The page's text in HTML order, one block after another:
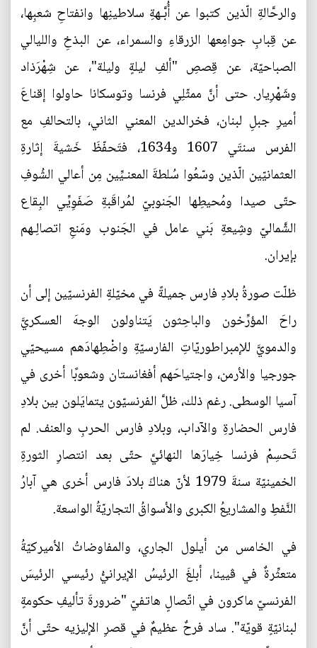
والرحَّالةِ الّذين كتبوا عن أُبَّـهةِ سلاطينِها وانفتاحِ شعبِها،
عن قِبابِ جوامِعها الزرقاءِ والسمراء، عن البذخِ والليالي
الصباحيّة، عن قِصصِ "ألفِ ليلةٍ وليلة"، عن شِهْرَذاد
وشَهْرِيار. حتى أنَّ ممثّلِي فرنسا وتوسكانا حاولوا إقناعَ
أميرِ جبلِ لبنان، فخرالدين المعني الثاني، بالتحالفِ مع
الفرس سنتَي 1607 و1634، فتَحفّظَ خَشيةَ إثارةِ
العثمانيّين الّذين وسّعُوا سُلطةَ المعنـيِّين مِن أعالي الشُوفِ
حتّى صيدا ومُحيطِها الجَنوبيّ لمُراقَبةِ صَفَوِيِّي البِقاع
الشَّماليّ وشِيعةِ بَني عامل في الجَنوب ومَنعِ اتصالِـهم
بإيران.
ظلّت صورةُ بلادِ فارس جميلةً في مخيّلةِ الفرنسيّين إلى أن
راحَ المؤرِّخون والباحِثون يَتناولون الوجهَ العسكريَّ
والدمويَّ للإمبراطوريّاتِ الفارسيّةِ واضْطِهادَهم مسيحيّي
جورجيا والأرمن، واجتياحَهم أفغانستان وشعوبًا أخرى في
آسيا الوسطى. رغم ذلك، ظلَّ الفرنسيّون يتمايَلون بين بلادِ
فارس الحضارةِ والآداب، وبلادِ فارس الحربِ والعنف. لم
تَحسِمْ فرنسا خِيارَها النهائيَّ حتّى بعد انتصارِ الثورةِ
الخمينيّة سنةَ 1979 لأنّ هناكَ بلادَ فارس أخرى هي آبارُ
النَّفطِ والمشاريعُ الكبرى والأسواقُ التجاريّةُ الواسعة.
في الخامس من أيلول الجاري، والمفاوضاتُ الأميركيّةُ
متعثِّرةٌ في ڤيينا، أبلغَ الرئيسُ الإيرانيُّ رئيسي الرئيسَ
الفرنسيّ ماكرون في اتّصالٍ هاتفيّ "ضرورةَ تأليفِ حكومةٍ
لبنانيّةٍ قويّة". ساد فرحٌ عظيمٌ في قصرِ الإليزيه حتّى أنَّ